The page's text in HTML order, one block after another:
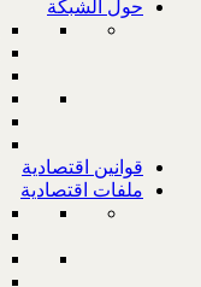
حول الشبكة
قوانين اقتصادية
ملفات اقتصادية